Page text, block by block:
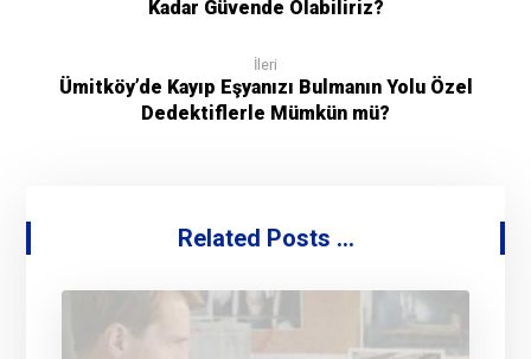
Kadar Güvende Olabiliriz?
İleri
Ümitköy’de Kayıp Eşyanızı Bulmanın Yolu Özel
Dedektiflerle Mümkün mü?
Related Posts ...